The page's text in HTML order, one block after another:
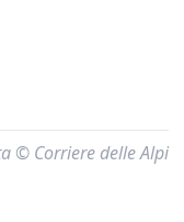
© Corriere delle Alpi